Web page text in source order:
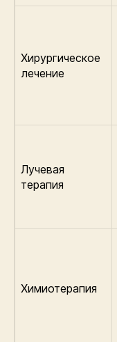
Хирургическое
лечение
Лучевая
терапия
Химиотерапия